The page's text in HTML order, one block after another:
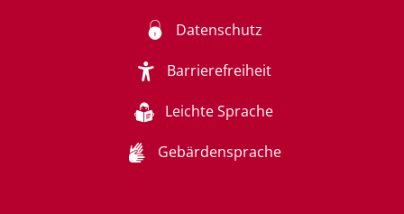
Datenschutz
Barrierefreiheit
Leichte Sprache
Gebärdensprache